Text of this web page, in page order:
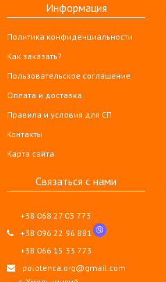
Информация
Политика конфиденциальности
Как заказать?
Пользовательское соглашение
Оплата и доставка
Правила и условия для СП
Контакты
Карта сайта
Связаться с нами
+38 068 27 03 773
+38 096 22 96 881
+38 066 15 33 773
polotenca.org@gmail.com